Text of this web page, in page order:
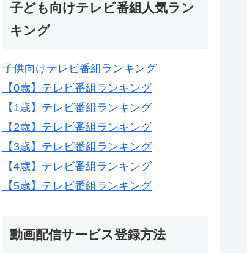
子ども向けテレビ番組人気ラン
キング
子供向けテレビ番組ランキング
【0歳】テレビ番組ランキング
【1歳】テレビ番組ランキング
【2歳】テレビ番組ランキング
【3歳】テレビ番組ランキング
【4歳】テレビ番組ランキング
【5歳】テレビ番組ランキング
動画配信サービス登録方法